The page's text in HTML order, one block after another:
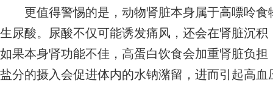
更值得警惕的是，动物肾脏本身属于高嘌呤食
生尿酸。尿酸不仅可能诱发痛风，还会在肾脏沉
如果本身肾功能不佳，高蛋白饮食会加重肾脏负
盐分的摄入会促进体内的水钠潴留，进而引起高